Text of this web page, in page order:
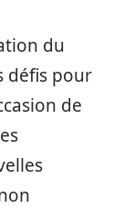
du
défis pour
de